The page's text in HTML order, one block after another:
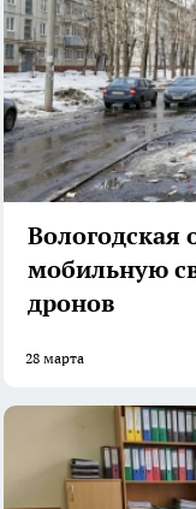
Вологодская
мобильную
дронов
28 марта